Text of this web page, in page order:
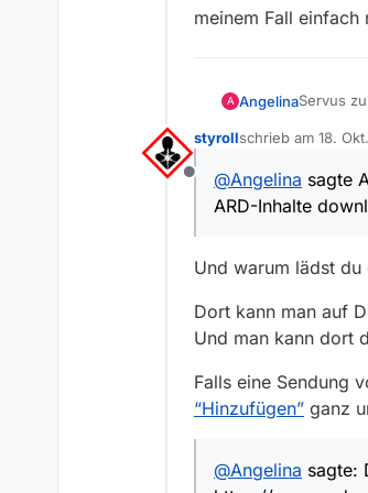
meinem Fall
A AngelinaServus
heute
Ich weiß,
Mal ganz
Es geht
ard/3)
Geht
Über
Es ist
Der
Offline
styrollschrieb am 18.
zuletzt editiert von
@Angelina sagte
ARD-Inhalte
Und warum lädst
Dort kann man auf
Und man kann dort
Falls eine Sendung
“Hinzufügen” ganz
@Angelina sagte: